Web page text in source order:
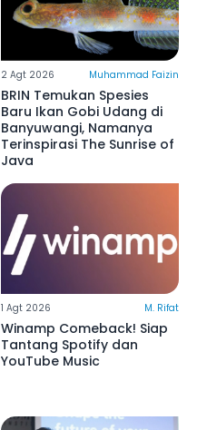
2 Agt 2026 Muhammad Faizin
BRIN Temukan Spesies
Baru Ikan Gobi Udang di
Banyuwangi, Namanya
Terinspirasi The Sunrise of
Java
1 Agt 2026 M. Rifat
Winamp Comeback! Siap
Tantang Spotify dan
YouTube Music